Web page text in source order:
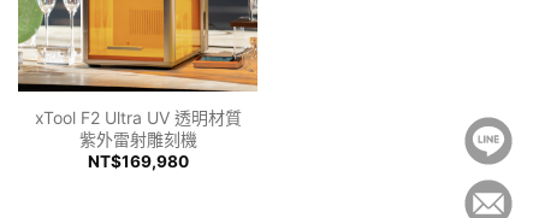
xTool F2 Ultra UV 透明材質
紫外雷射雕刻機
NT$169,980